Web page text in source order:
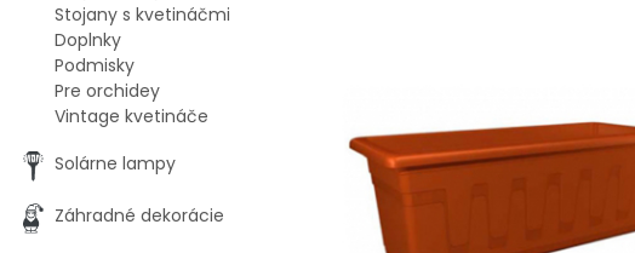
Stojany s kvetináčmi
Doplnky
Podmisky
Pre orchidey
Vintage kvetináče
Solárne lampy
Záhradné dekorácie